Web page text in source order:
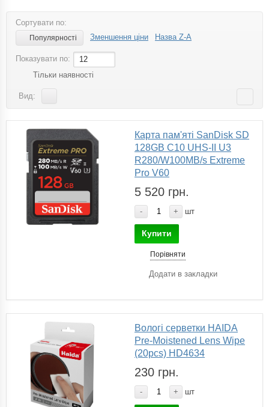
Сортувати по:
Популярності Зменшення ціни Назва Z-A
Показувати по:
12
Тільки наявності
Вид:
Карта пам'яті SanDisk SD
128GB C10 UHS-II U3
R280/W100MB/s Extreme
Pro V60
5 520 грн.
- + шт
Купити
Порівняти
Додати в закладки
Вологі серветки HAIDA
Pre-Moistened Lens Wipe
(20pcs) HD4634
230 грн.
- + шт